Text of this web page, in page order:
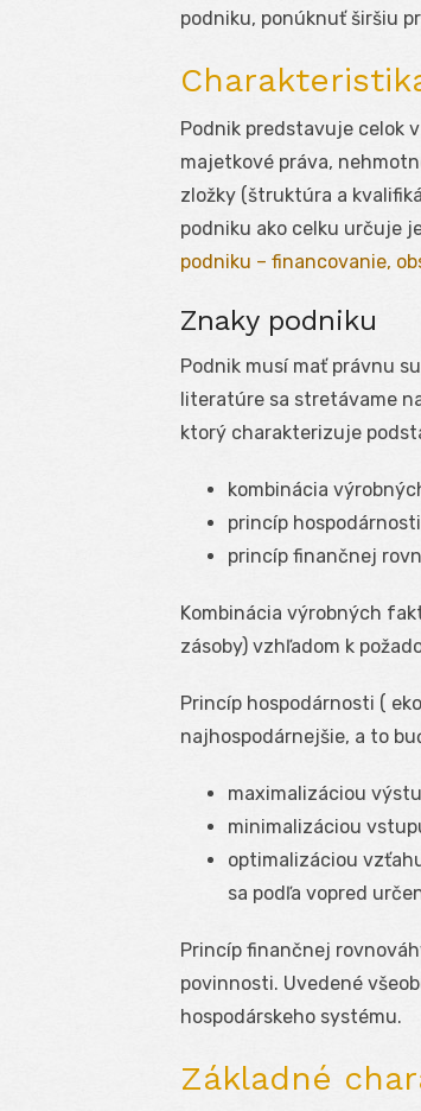
podniku, ponúknuť širšiu
Podnik predstavuje celok
majetkové práva,
zložky (štruktúra a
podniku ako celku určuje
podniku – financovanie,
Znaky podniku
Podnik musí mať právnu
literatúre sa stretávame
ktorý charakterizuje
kombinácia
princíp
princíp finančnej
Kombinácia výrobných
zásoby) vzhľadom k
Princíp hospodárnosti (
najhospodárnejšie, a to
maximalizáciou
minimalizáciou
optimalizáciou
sa podľa vopred
Princíp finančnej
povinnosti. Uvedené
hospodárskeho systému.
Základné